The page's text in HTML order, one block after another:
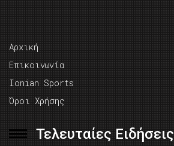
Αρχική
Επικοινωνία
Ionian Sports
Όροι Χρήσης
Τελευταίες Ειδήσεις